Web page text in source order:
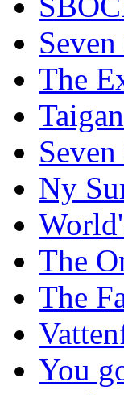
The
Ny
The
The
You